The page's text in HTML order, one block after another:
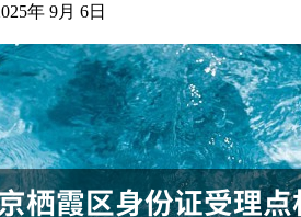
年 9月 6日